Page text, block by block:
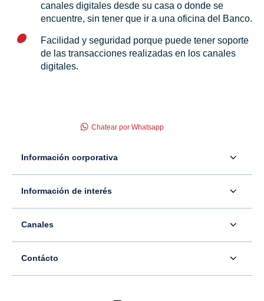
canales digitales desde su casa o donde se
encuentre, sin tener que ir a una oficina del Banco.
Facilidad y seguridad porque puede tener soporte
de las transacciones realizadas en los canales
digitales.
Información corporativa
Información para inversionistas
Sala de prensa
Información adicional
Información de interés
Servicio - Atención al Consumidor financiero
Canales
Ubíquenos
Contácto
Chatear por Whatsapp